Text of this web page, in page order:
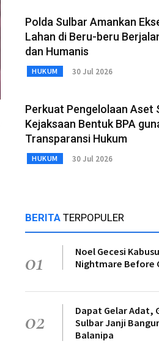
Polda Sulbar Amankan
Lahan di Beru-beru
dan Humanis
HUKUM 30 Jul 2026
Perkuat Pengelolaan Aset
Kejaksaan Bentuk BPA
Transparansi Hukum
HUKUM 30 Jul 2026
BERITA TERPOPULER
01
Noel Gecesi
Nightmare Before
02
Dapat Gelar Adat,
Sulbar Janji
Balanipa